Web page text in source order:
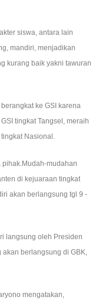
siswa, antara lain
mandiri, menjadikan
kurang baik yakni tawuran
ke GSI karena
tingkat Tangsel, meraih
Nasional.
mudahan
di kejuaraan tingkat
akan berlangsung tgl 9 -
langsung oleh Presiden
berlangsung di GBK,
mengatakan,